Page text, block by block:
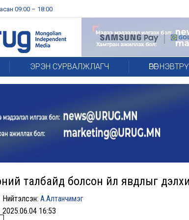
09:00 – 18:00
ЭРЭН СУРВАЛЖЛАГЧ ӨРӨГ
талбайд болсон үйл явдлыг
Нийтэлсэн:А.Алтанчимэг
2025.06.04 16:53